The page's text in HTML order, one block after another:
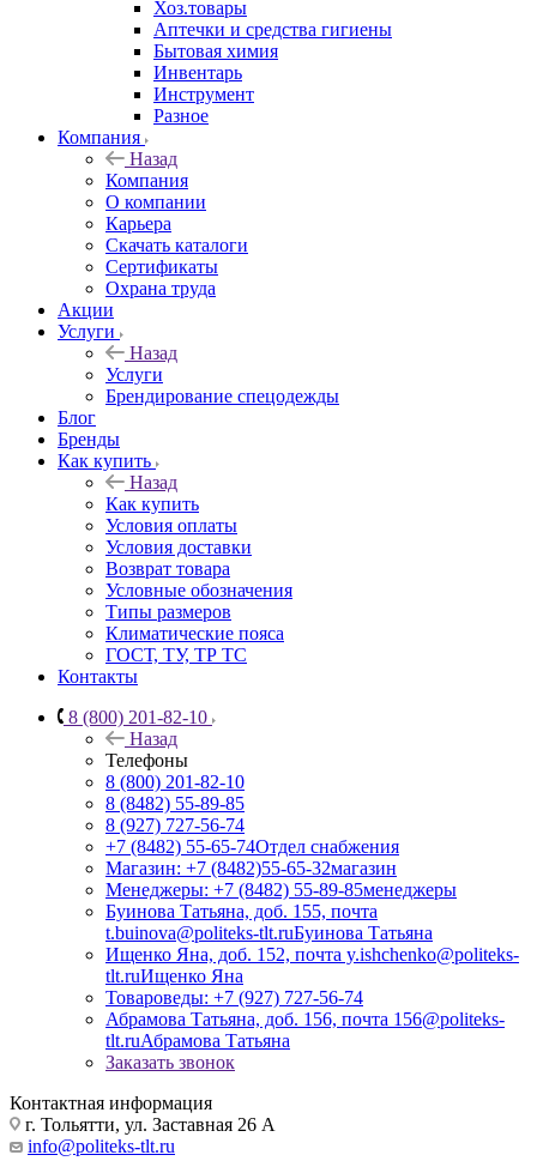
Хоз.товары
Аптечки и средства гигиены
Бытовая химия
Инвентарь
Инструмент
Разное
Компания
Назад
Компания
О компании
Карьера
Cкачать каталоги
Сертификаты
Охрана труда
Акции
Услуги
Назад
Услуги
Брендирование спецодежды
Блог
Бренды
Как купить
Назад
Как купить
Условия оплаты
Условия доставки
Возврат товара
Условные обозначения
Типы размеров
Климатические пояса
ГОСТ, ТУ, ТР ТС
Контакты
8 (800) 201-82-10
Назад
Телефоны
8 (800) 201-82-10
8 (8482) 55-89-85
8 (927) 727-56-74
+7 (8482) 55-65-74Отдел снабжения
Магазин: +7 (8482)55-65-32магазин
Менеджеры: +7 (8482) 55-89-85менеджеры
Буинова Татьяна, доб. 155, почта
t.buinova@politeks-tlt.ruБуинова Татьяна
Ищенко Яна, доб. 152, почта y.ishchenko@politeks-
tlt.ruИщенко Яна
Товароведы: +7 (927) 727-56-74
Абрамова Татьяна, доб. 156, почта 156@politeks-
tlt.ruАбрамова Татьяна
Заказать звонок
Контактная информация
г. Тольятти, ул. Заставная 26 А
info@politeks-tlt.ru